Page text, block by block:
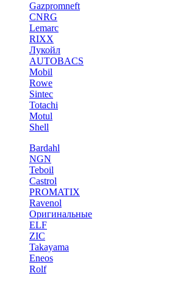
Gazpromneft
CNRG
Lemarc
RIXX
Лукойл
AUTOBACS
Mobil
Rowe
Sintec
Totachi
Motul
Shell
Bardahl
NGN
Teboil
Castrol
PROMATIX
Ravenol
Оригинальные
ELF
ZIC
Takayama
Eneos
Rolf